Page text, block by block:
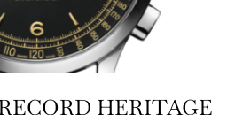
HERITAGE